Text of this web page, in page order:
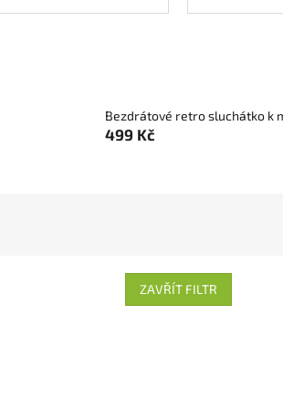
Bezdrátové retro sluchátko k
499 Kč
ZAVŘÍT FILTR